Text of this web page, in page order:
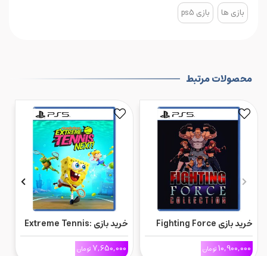
بازی ها بازی ps5
محصولات مرتبط
خرید بازی Fighting Force
Collection برای Ps5
10,900,000تومان
خرید بازی Extreme Tennis:
Next برای Ps5
7,650,000 تومان